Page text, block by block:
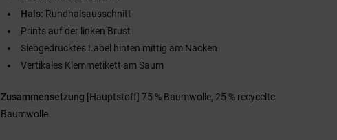
Hals: Rundhalsausschnitt
Prints auf der linken Brust
Siebgedrucktes Label hinten mittig am Nacken
Vertikales Klemmetikett am Saum
Zusammensetzung [Hauptstoff] 75 % Baumwolle, 25 % recycelte
Baumwolle